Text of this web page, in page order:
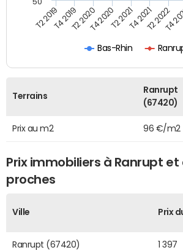
Bas-Rhin
T2 2019T4 2019T2 2020T4 2020T2 2021T4 2021T2 2022
T4
Terrains
Ranrupt
(67420)
Prix au m2 96 €/m2
Prix immobiliers à Ranrupt et
proches
Ville Prix
Ranrupt (67420)
1 397